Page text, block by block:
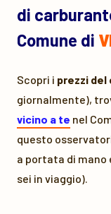
di
Comune di
Scopri i prezzi del
giornalmente),
vicino a te nel
questo
a portata di
sei in viaggio).